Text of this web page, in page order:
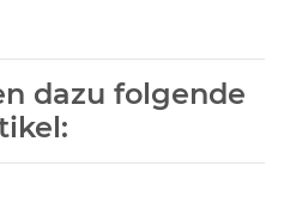
dazu folgende